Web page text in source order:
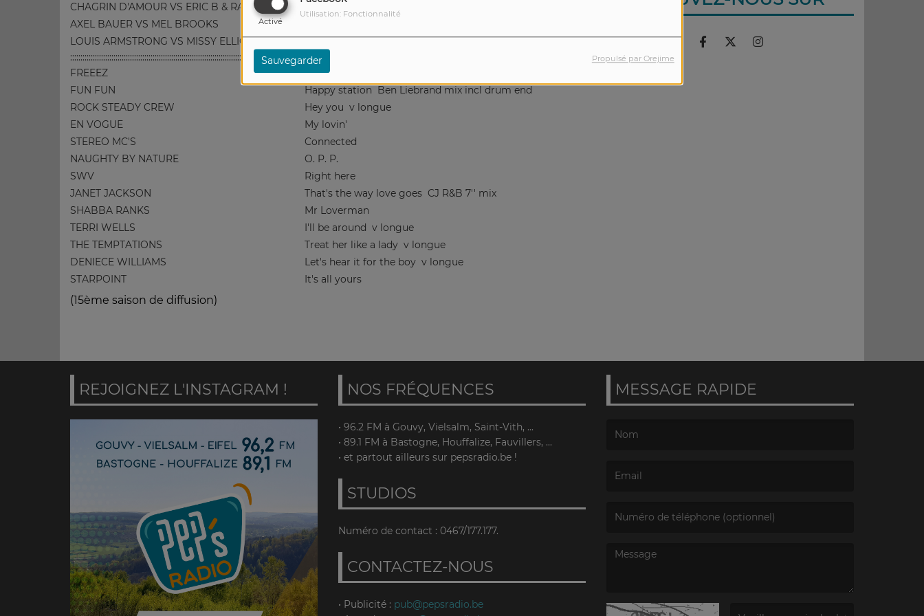
Activé
Utilisation: Fonctionnalité
Sauvegarder Propulsé par Orejime
CHAGRIN D'AMOUR VS ERIC B & RAKIM
AXEL BAUER VS MEL BROOKS
LOUIS ARMSTRONG VS MISSY ELLIOT
Mack the knife Sam Redmore mashup
:::::::::::::::::::::::::::::::::::::::::::::::::::::::::::::::::::::::::::::::::::::::::::::::::::
::::::::::::::::::::::::::::::::::::::::::::::::::::::::::::::::::::::::::::::::::::::::::::::::::::::
FREEEZ
I.O.U.
FUN FUN
Happy station Ben Liebrand mix incl drum end
ROCK STEADY CREW
Hey you v longue
EN VOGUE
My lovin'
STEREO MC'S
Connected
NAUGHTY BY NATURE
O. P. P.
SWV
Right here
JANET JACKSON
That's the way love goes CJ R&B 7'' mix
SHABBA RANKS
Mr Loverman
TERRI WELLS
I'll be around v longue
THE TEMPTATIONS
Treat her like a lady v longue
DENIECE WILLIAMS
Let's hear it for the boy v longue
STARPOINT
It's all yours
(15ème saison de diffusion)
REJOIGNEZ L'INSTAGRAM ! NOS FRÉQUENCES
• 96.2 FM à Gouvy, Vielsalm, Saint-Vith, ...
• 89.1 FM à Bastogne, Houffalize, Fauvillers, ...
• et partout ailleurs sur pepsradio.be !
STUDIOS
Numéro de contact : 0467/177.177.
CONTACTEZ-NOUS
• Publicité : pub@pepsradio.be
MESSAGE RAPIDE